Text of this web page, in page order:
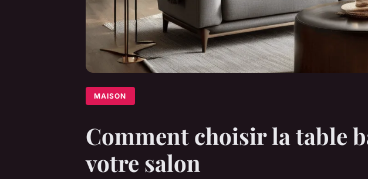
MAISON
Comment choisir la table
votre salon